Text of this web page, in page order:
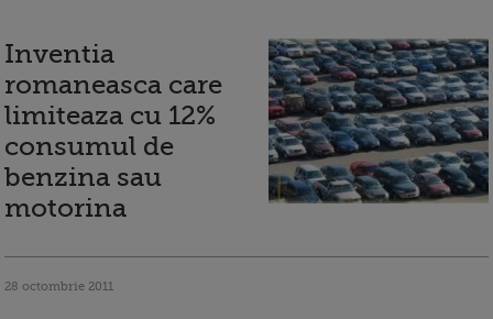
Inventia
romaneasca care
limiteaza cu 12%
consumul de
benzina sau
motorina
28 octombrie 2011